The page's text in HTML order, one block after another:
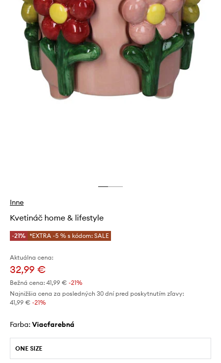
Inne
Kvetináč home & lifestyle
-21% *EXTRA -5 % s kódom: SALE
Aktuálna cena:
32,99 €
Bežná cena: 41,99 € -21%
Najnižšia cena za posledných 30 dní pred poskytnutím zľavy:
41,99 € -21%
Farba: viacfarebná
ONE SIZE